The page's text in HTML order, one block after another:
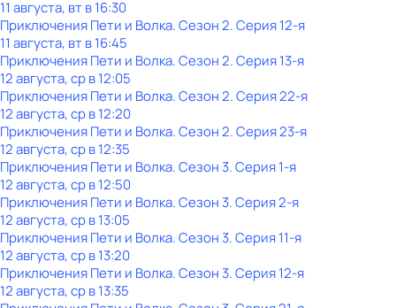
11 августа, вт в 16:30
Приключения Пети и Волка. Сезон 2. Серия 12-я
11 августа, вт в 16:45
Приключения Пети и Волка. Сезон 2. Серия 13-я
12 августа, ср в 12:05
Приключения Пети и Волка. Сезон 2. Серия 22-я
12 августа, ср в 12:20
Приключения Пети и Волка. Сезон 2. Серия 23-я
12 августа, ср в 12:35
Приключения Пети и Волка. Сезон 3. Серия 1-я
12 августа, ср в 12:50
Приключения Пети и Волка. Сезон 3. Серия 2-я
12 августа, ср в 13:05
Приключения Пети и Волка. Сезон 3. Серия 11-я
12 августа, ср в 13:20
Приключения Пети и Волка. Сезон 3. Серия 12-я
12 августа, ср в 13:35